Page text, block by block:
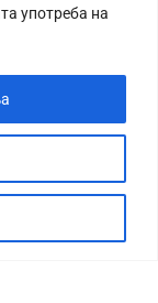
употреба на